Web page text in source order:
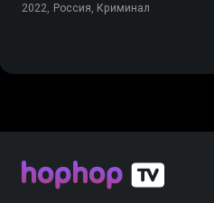
2022, Россия, Криминал